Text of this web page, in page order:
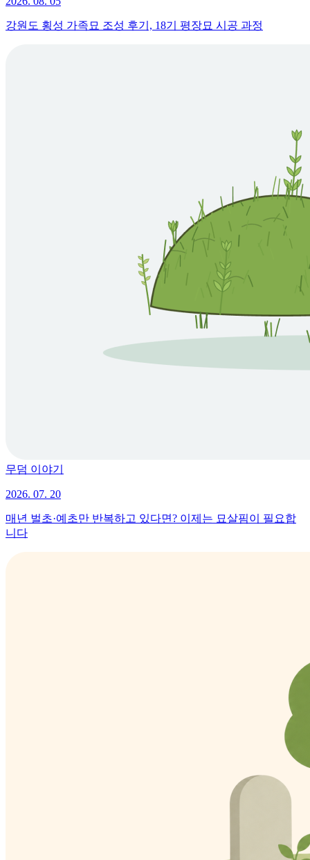
강원도 횡성 가족묘 조성 후기, 18기 평장묘 시공 과정
무덤 이야기
2026. 07. 20
매년 벌초·예초만 반복하고 있다면? 이제는 묘살핌이 필요합
니다